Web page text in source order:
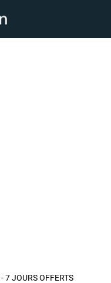
7 JOURS OFFERTS